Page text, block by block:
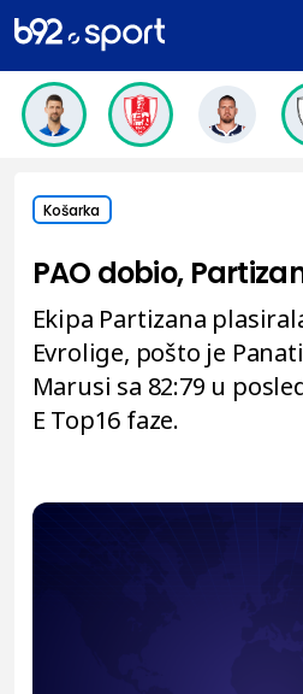
Košarka
PAO dobio,
Ekipa Partizana
Evrolige, pošto je
Marusi sa 82:79 u
E Top16 faze.